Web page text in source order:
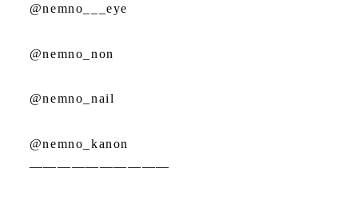
@nemno___eye
@nemno_non
@nemno_nail
@nemno_kanon
——————————